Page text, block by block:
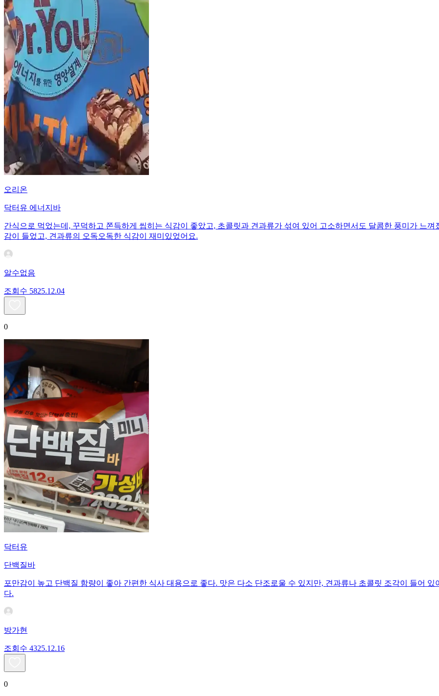
오리온
닥터유 에너지바
간식으로 먹었는데, 꾸덕하고 쫀득하게 씹히는 식감이 좋았고, 초콜릿과 견과류가 섞여 있어 고소하면서도 달콤한 풍미가 느
감이 들었고, 견과류의 오독오독한 식감이 재미있었어요.
알수없음
조회수 5825.12.04
0
닥터유
단백질바
포만감이 높고 단백질 함량이 좋아 간편한 식사 대용으로 좋다. 맛은 다소 단조로울 수 있지만, 견과류나 초콜릿 조각이 들어
다.
방가현
조회수 4325.12.16
0